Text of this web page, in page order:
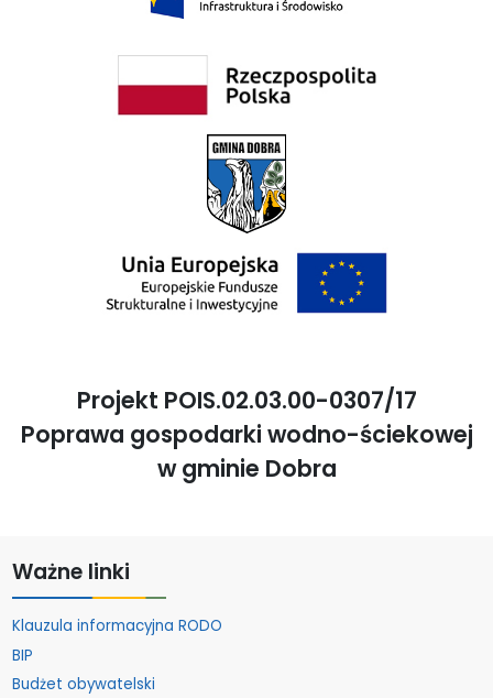
Projekt POIS.02.03.00-0307/17
Poprawa gospodarki wodno-ściekowej
w gminie Dobra
Ważne linki
Klauzula informacyjna RODO
BIP
Budżet obywatelski